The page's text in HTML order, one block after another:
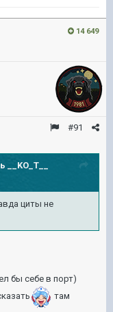
14 649
#91
__KO_T__
циты не
бы себе в порт)
там